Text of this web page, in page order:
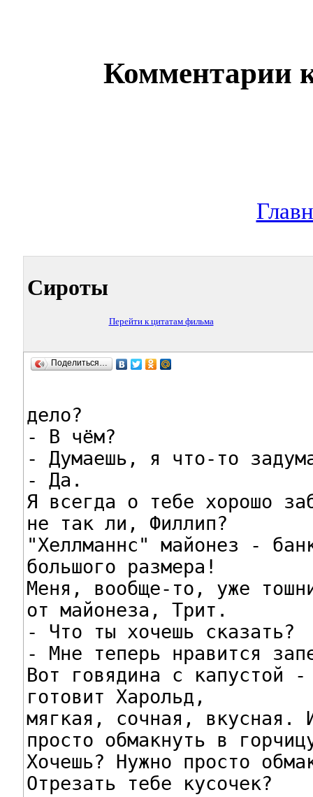
Комментарии
Сироты
Перейти к цитатам фильма
Поделиться…
дело?
- В чём?
- Думаешь, я что-то
- Да.
Я всегда о тебе хорошо
не так ли, Филлип?
"Хеллманнс" майонез -
большого размера!
Меня, вообще-то, уже
от майонеза, Трит.
- Что ты хочешь сказать?
- Мне теперь нравится
Вот говядина с капустой
готовит Харольд,
мягкая, сочная, вкусная.
просто обмакнуть в
Хочешь? Нужно просто
Отрезать тебе кусочек?